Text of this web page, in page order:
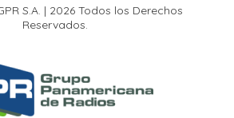
S.A. | 2026 Todos los Derechos
Reservados.